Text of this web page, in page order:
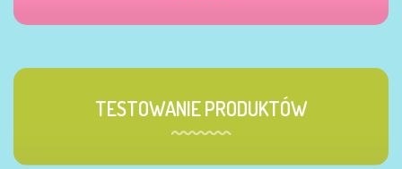
TESTOWANIE PRODUKTÓW